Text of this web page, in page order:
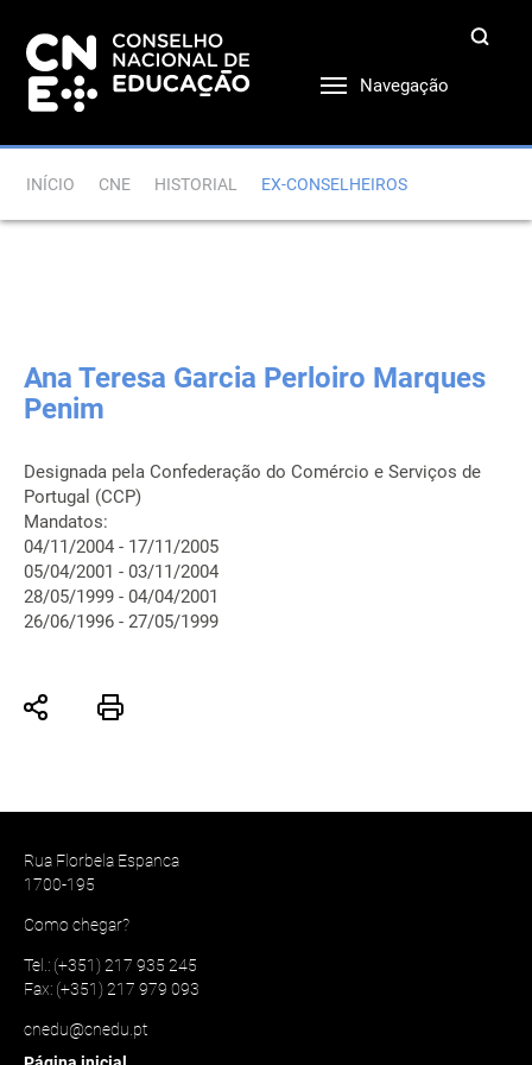
Navegação
INÍCIO CNE HISTORIAL EX-CONSELHEIROS
Ana Teresa Garcia Perloiro Marques
Penim
Designada pela Confederação do Comércio e Serviços de
Portugal (CCP)
Mandatos:
04/11/2004 - 17/11/2005
05/04/2001 - 03/11/2004
28/05/1999 - 04/04/2001
26/06/1996 - 27/05/1999
Rua Florbela Espanca
1700-195
Como chegar?
Tel.: (+351) 217 935 245
Fax: (+351) 217 979 093
cnedu@cnedu.pt